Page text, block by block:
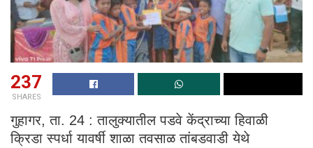
237
SHARES
गुहागर, ता. 24 : तालुक्यातील पडवे केंद्राच्या हिवाळी
क्रिडा स्पर्धा यावर्षी शाळा तवसाळ तांबडवाडी येथे